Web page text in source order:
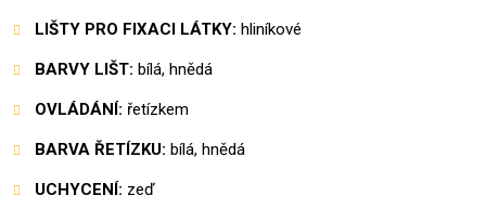
LIŠTY PRO FIXACI LÁTKY: hliníkové
BARVY LIŠT: bílá, hnědá
OVLÁDÁNÍ: řetízkem
BARVA ŘETÍZKU: bílá, hnědá
UCHYCENÍ: zeď